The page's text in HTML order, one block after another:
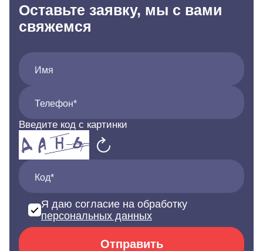
Оставьте заявку, мы с вами
свяжемся
Имя
Телефон*
Введите код с картинки
Код*
Я даю согласие на обработку
персональных данных
Отправить